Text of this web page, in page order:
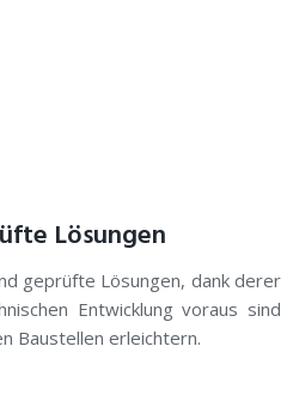
Lösungen
geprüfte Lösungen, dank derer
Entwicklung voraus sind
Baustellen erleichtern.